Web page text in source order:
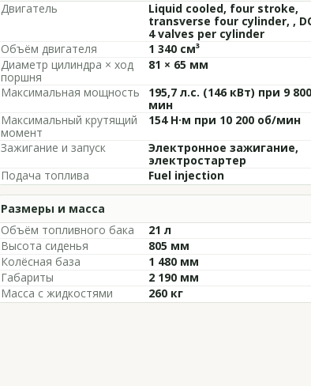
Двигатель
Liquid cooled, four stroke,
transverse four cylinder, ,
4 valves per cylinder
Объём двигателя
1 340 см³
Диаметр цилиндра × ход
поршня
81 × 65 мм
Максимальная мощность
195,7 л.с. (146 кВт) при 9
мин
Максимальный крутящий
момент
154 Н·м при 10 200 об/мин
Зажигание и запуск
Электронное зажигание,
электростартер
Подача топлива
Fuel injection
Размеры и масса
Объём топливного бака
21 л
Высота сиденья
805 мм
Колёсная база
1 480 мм
Габариты
2 190 мм
Масса с жидкостями
260 кг